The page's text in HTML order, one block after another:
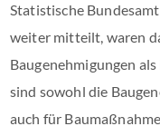
Statistische
weiter mitteilt, waren
Baugenehmigungen
sind sowohl die
auch für